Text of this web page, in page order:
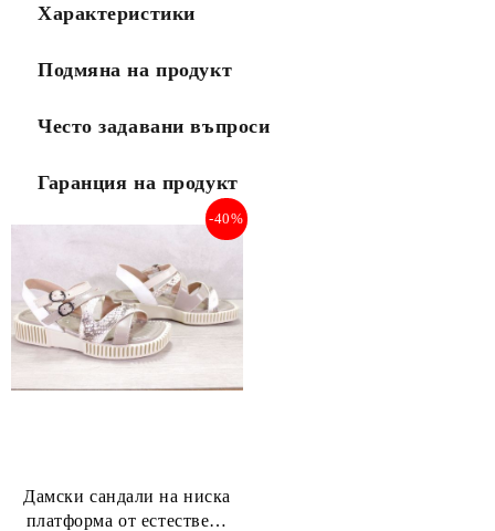
Характеристики
Подмяна на продукт
Често задавани въпроси
Гаранция на продукт
Дамски сандали на ниска
платформа от естествена
-40%